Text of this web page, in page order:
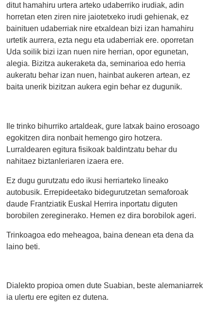
ditut hamahiru urtera arteko udaberriko irudiak, adin
horretan eten ziren nire jaiotetxeko irudi gehienak, ez
bainituen udaberriak nire etxaldean bizi izan hamahiru
urtetik aurrera, ezta negu eta udaberriak ere. oporretan
Uda soilik bizi izan nuen nire herrian, opor egunetan,
alegia. Bizitza aukeraketa da, seminarioa edo herria
aukeratu behar izan nuen, hainbat aukeren artean, ez
baita unerik bizitzan aukera egin behar ez dugunik.
Ile trinko bihurriko artaldeak, gure latxak baino erosoago
egokitzen dira nonbait hemengo giro hotzera.
Lurraldearen egitura fisikoak baldintzatu behar du
nahitaez biztanleriaren izaera ere.
Ez dugu gurutzatu edo ikusi herriarteko lineako
autobusik. Errepideetako bidegurutzetan semaforoak
daude Frantziatik Euskal Herrira inportatu diguten
borobilen zereginerako. Hemen ez dira borobilok ageri.
Trinkoagoa edo meheagoa, baina denean eta dena da
laino beti.
Dialekto propioa omen dute Suabian, beste alemaniarrek
ia ulertu ere egiten ez dutena.